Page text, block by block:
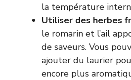
la température
Utiliser des herbes
le romarin et l’ail
de saveurs. Vous
ajouter du laurier
encore plus